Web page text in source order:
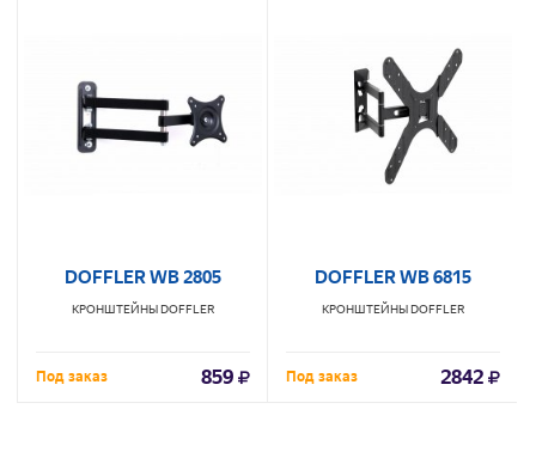
DOFFLER WB 2805
КРОНШТЕЙНЫ DOFFLER
Под заказ 859
DOFFLER WB 6815
КРОНШТЕЙНЫ DOFFLER
Под заказ 2842